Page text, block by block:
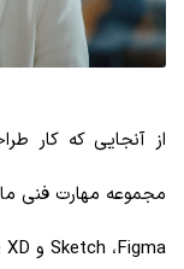
مجموعه مهارت فنی